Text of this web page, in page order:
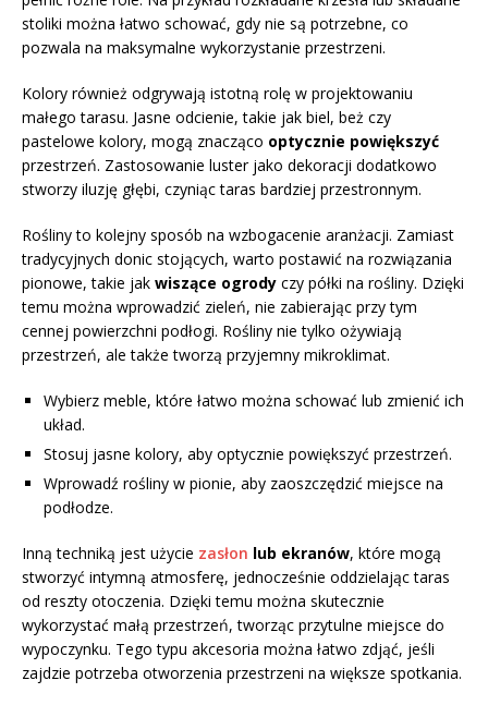
stoliki można łatwo schować, gdy nie są potrzebne, co
pozwala na maksymalne wykorzystanie przestrzeni.
Kolory również odgrywają istotną rolę w projektowaniu
małego tarasu. Jasne odcienie, takie jak biel, beż czy
pastelowe kolory, mogą znacząco optycznie powiększyć
przestrzeń. Zastosowanie luster jako dekoracji dodatkowo
stworzy iluzję głębi, czyniąc taras bardziej przestronnym.
Rośliny to kolejny sposób na wzbogacenie aranżacji. Zamiast
tradycyjnych donic stojących, warto postawić na rozwiązania
pionowe, takie jak wiszące ogrody czy półki na rośliny. Dzięki
temu można wprowadzić zieleń, nie zabierając przy tym
cennej powierzchni podłogi. Rośliny nie tylko ożywiają
przestrzeń, ale także tworzą przyjemny mikroklimat.
Wybierz meble, które łatwo można schować lub zmienić ich
układ.
Stosuj jasne kolory, aby optycznie powiększyć przestrzeń.
Wprowadź rośliny w pionie, aby zaoszczędzić miejsce na
podłodze.
Inną techniką jest użycie zasłon lub ekranów, które mogą
stworzyć intymną atmosferę, jednocześnie oddzielając taras
od reszty otoczenia. Dzięki temu można skutecznie
wykorzystać małą przestrzeń, tworząc przytulne miejsce do
wypoczynku. Tego typu akcesoria można łatwo zdjąć, jeśli
zajdzie potrzeba otworzenia przestrzeni na większe spotkania.